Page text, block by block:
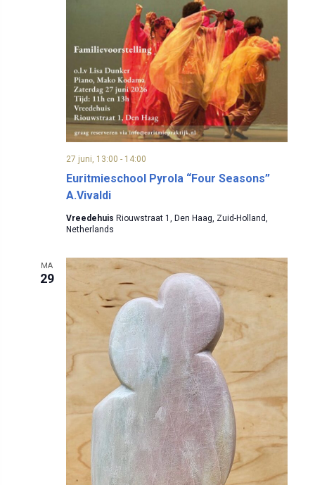
Euritmieschool Pyrola “Four Seasons”
A.Vivaldi
27 juni, 13:00 - 14:00
Vreedehuis Riouwstraat 1, Den Haag, Zuid-Holland,
Netherlands
MA
29